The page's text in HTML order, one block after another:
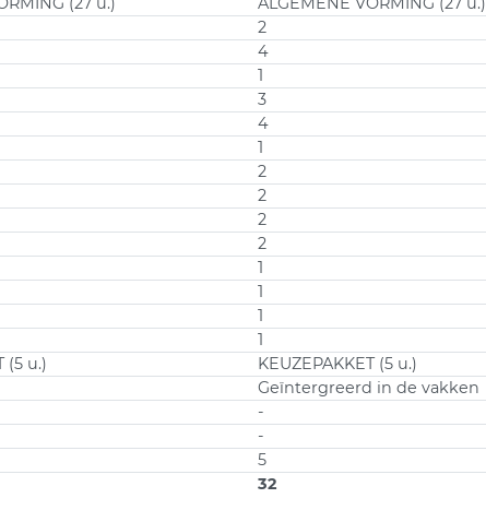
2
4
1
3
4
1
2
2
2
2
1
1
1
1
(5 u.)
KEUZEPAKKET (5 u.)
Geïntergreerd in de vakken
-
-
5
32